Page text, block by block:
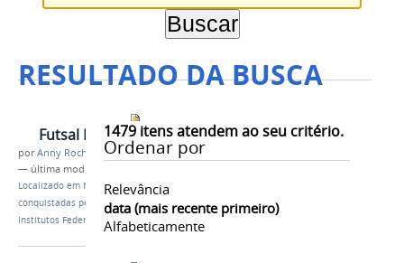
RESULTADO DA BUSCA
1479itens atendem ao seu critério.
Ordenar por
Relevância
data (mais recente primeiro)
Alfabeticamente
Futsal Feminino
porAnny Rochelly
— última modificação
Localizado em Notícias /Confira as medalhas
conquistadas pelos atletas do Ifal nos Jogos dos
Institutos Federais – Etapa Nordeste